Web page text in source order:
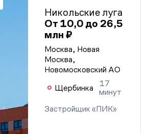
Никольские луга
От 10,0 до 26,5
млн ₽
Москва, Новая
Москва,
Новомосковский АО
Щербинка
17
минут
Застройщик «ПИК»